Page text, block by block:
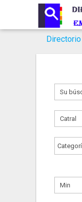
Inicio
Iniciar Sesión
Servicios SEO
Publica Tu